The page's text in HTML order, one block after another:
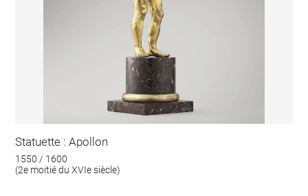
Statuette : Apollon
1550 / 1600
(2e moitié du XVIe siècle)